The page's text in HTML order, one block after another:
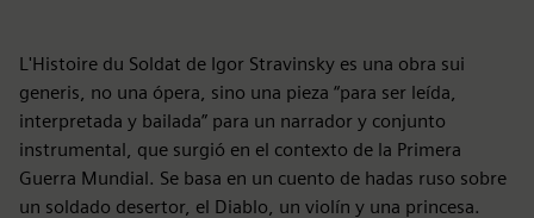
L'Histoire du Soldat de Igor Stravinsky es una obra sui
generis, no una ópera, sino una pieza “para ser leída,
interpretada y bailada” para un narrador y conjunto
instrumental, que surgió en el contexto de la Primera
Guerra Mundial. Se basa en un cuento de hadas ruso sobre
un soldado desertor, el Diablo, un violín y una princesa.